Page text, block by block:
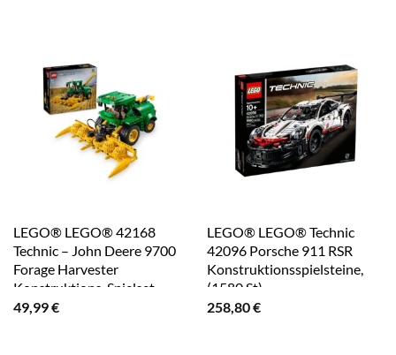
LEGO® LEGO® 42168
Technic – John Deere 9700
Forage Harvester
Konstruktions-Spielset
49,99€
LEGO® LEGO® Technic
42096 Porsche 911 RSR
Konstruktionsspielsteine,
(1580 St)
258,80€